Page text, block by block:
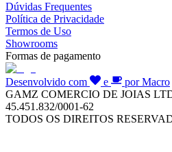
Dúvidas Frequentes
Política de Privacidade
Termos de Uso
Showrooms
Formas de pagamento
Desenvolvido com e
por Macro
GAMZ COMERCIO DE JOIAS
45.451.832/0001-62
TODOS OS DIREITOS